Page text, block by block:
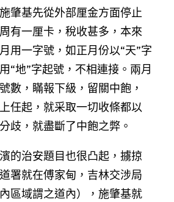
肇基先從外部厘金方面停止
有一厘卡，稅收甚多，本來
用一字號，如正月份以“天”字
“地”字起號，不相連接。兩月
數，瞞報下級，留關中飽，
任起，就采取一切收條都以
歧，就盡斷了中飽之弊。
的治安題目也很凸起，擄掠
署就在傅家甸，吉林交涉局
區域謂之道內），施肇基就